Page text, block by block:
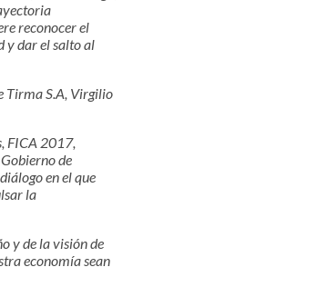
reconocer el
y dar el salto al
Tirma S.A, Virgilio
FICA 2017,
de
en el que
la
y de la visión de
economía sean